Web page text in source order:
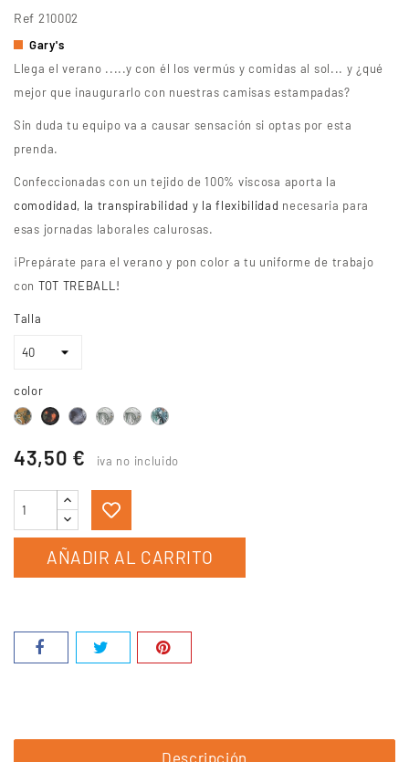
Ref 210002
Gary's
Llega el verano .....y con él los vermús y comidas al sol... y ¿qué
mejor que inaugurarlo con nuestras camisas estampadas?
Sin duda tu equipo va a causar sensación si optas por esta
prenda.
Confeccionadas con un tejido de 100% viscosa aporta la
comodidad, la transpirabilidad y la flexibilidad necesaria para
esas jornadas laborales calurosas.
¡Prepárate para el verano y pon color a tu uniforme de trabajo
con TOT TREBALL!
Talla
color
hawaianaparaisoHibiscus
RoyalCoconut
Palma
43,50 € iva no incluido
AÑADIR AL CARRITO
Descripción